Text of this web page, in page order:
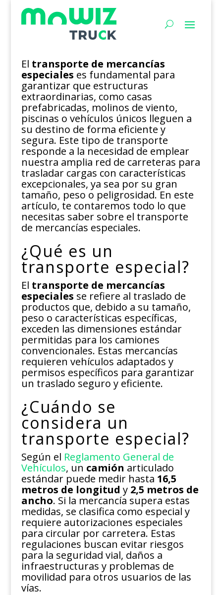
El transporte de mercancías
especiales es fundamental para
garantizar que estructuras
extraordinarias, como casas
prefabricadas, molinos de viento,
piscinas o vehículos únicos lleguen a
su destino de forma eficiente y
segura. Este tipo de transporte
responde a la necesidad de emplear
nuestra amplia red de carreteras para
trasladar cargas con características
excepcionales, ya sea por su gran
tamaño, peso o peligrosidad. En este
artículo, te contaremos todo lo que
necesitas saber sobre el transporte
de mercancías especiales.
¿Qué es un
transporte especial?
El transporte de mercancías
especiales se refiere al traslado de
productos que, debido a su tamaño,
peso o características específicas,
exceden las dimensiones estándar
permitidas para los camiones
convencionales. Estas mercancías
requieren vehículos adaptados y
permisos específicos para garantizar
un traslado seguro y eficiente.
¿Cuándo se
considera un
transporte especial?
Según el Reglamento General de
Vehículos, un camión articulado
estándar puede medir hasta 16,5
metros de longitud y 2,5 metros de
ancho. Si la mercancía supera estas
medidas, se clasifica como especial y
requiere autorizaciones especiales
para circular por carretera. Estas
regulaciones buscan evitar riesgos
para la seguridad vial, daños a
infraestructuras y problemas de
movilidad para otros usuarios de las
vías.